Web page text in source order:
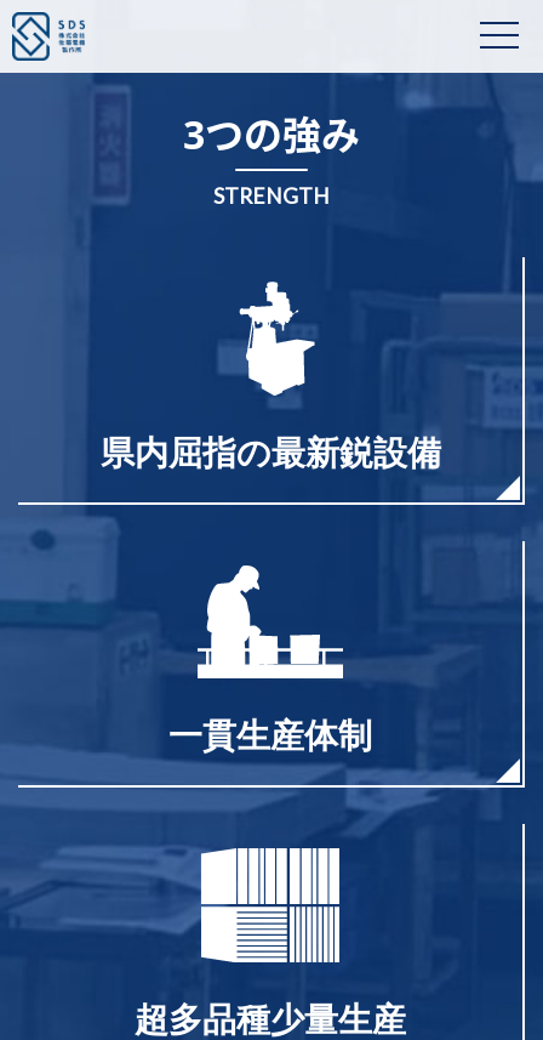
3つの強み
STRENGTH
県内屈指の最新鋭設備
一貫生産体制
超多品種少量生産